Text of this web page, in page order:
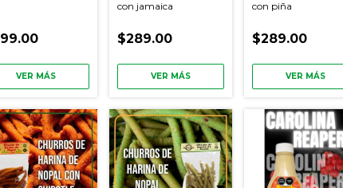
VER MÁS
con jamaica
$289.00
VER MÁS
con piña
$289.00
VER MÁS